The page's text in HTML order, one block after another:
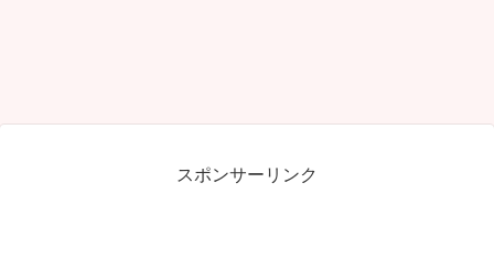
スポンサーリンク